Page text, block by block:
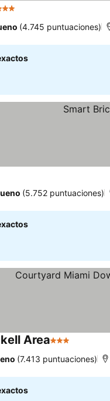
(4.745 puntuaciones)
(5.752 puntuaciones)
Area3 Estrellas
(7.413 puntuaciones)